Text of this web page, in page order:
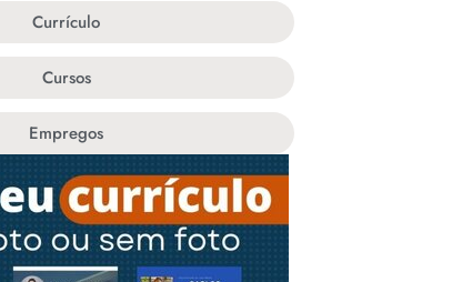
Currículo
Cursos
Empregos